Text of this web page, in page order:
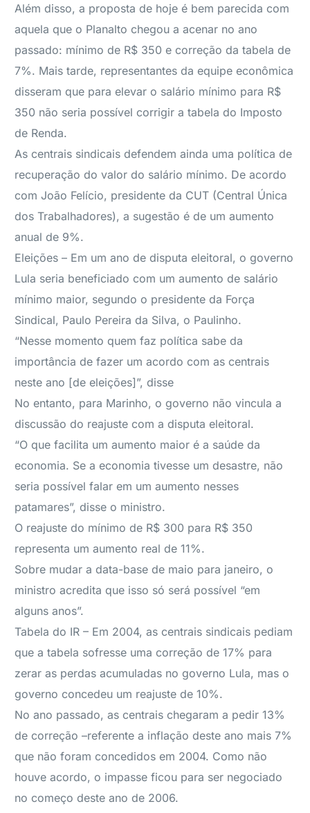
Além disso, a proposta de hoje é bem parecida com
aquela que o Planalto chegou a acenar no ano
passado: mínimo de R$ 350 e correção da tabela de
7%. Mais tarde, representantes da equipe econômica
disseram que para elevar o salário mínimo para R$
350 não seria possível corrigir a tabela do Imposto
de Renda.
As centrais sindicais defendem ainda uma política de
recuperação do valor do salário mínimo. De acordo
com João Felício, presidente da CUT (Central Única
dos Trabalhadores), a sugestão é de um aumento
anual de 9%.
Eleições – Em um ano de disputa eleitoral, o governo
Lula seria beneficiado com um aumento de salário
mínimo maior, segundo o presidente da Força
Sindical, Paulo Pereira da Silva, o Paulinho.
“Nesse momento quem faz política sabe da
importância de fazer um acordo com as centrais
neste ano [de eleições]”, disse
No entanto, para Marinho, o governo não vincula a
discussão do reajuste com a disputa eleitoral.
“O que facilita um aumento maior é a saúde da
economia. Se a economia tivesse um desastre, não
seria possível falar em um aumento nesses
patamares”, disse o ministro.
O reajuste do mínimo de R$ 300 para R$ 350
representa um aumento real de 11%.
Sobre mudar a data-base de maio para janeiro, o
ministro acredita que isso só será possível “em
alguns anos”.
Tabela do IR – Em 2004, as centrais sindicais pediam
que a tabela sofresse uma correção de 17% para
zerar as perdas acumuladas no governo Lula, mas o
governo concedeu um reajuste de 10%.
No ano passado, as centrais chegaram a pedir 13%
de correção –referente a inflação deste ano mais 7%
que não foram concedidos em 2004. Como não
houve acordo, o impasse ficou para ser negociado
no começo deste ano de 2006.